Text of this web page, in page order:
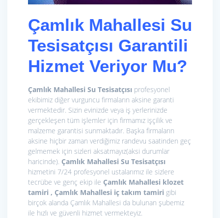
Çamlık Mahallesi Su
Tesisatçısı Garantili
Hizmet Veriyor Mu?
Çamlık Mahallesi Su Tesisatçısı profesyonel
ekibimiz diğer vurguncu firmaların aksine garanti
vermektedir. Sizin evinizde veya iş yerlerinizde
gerçekleşen tüm işlemler için firmamız işçilik ve
malzeme garantisi sunmaktadır. Başka firmaların
aksine hiçbir zaman verdiğimiz randevu saatinden geç
gelmemek için sizleri aksatmayız(aksi durumlar
haricinde). Çamlık Mahallesi Su Tesisatçısı
hizmetini 7/24 profesyonel ustalarımız ile sizlere
tecrübe ve genç ekip ile Çamlık Mahallesi klozet
tamiri , Çamlık Mahallesi iç takım tamiri gibi
birçok alanda Çamlık Mahallesi da bulunan şubemiz
ile hızlı ve güvenli hizmet vermekteyiz.